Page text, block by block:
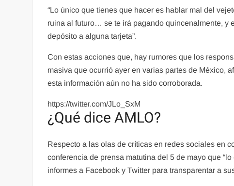
“Lo único que tienes que hacer es hablar mal del
ruina al futuro… se te irá pagando quincenalmente, y
depósito a alguna tarjeta”.
Con estas acciones que, hay rumores que los
masiva que ocurrió ayer en varias partes de México,
esta información aún no ha sido corroborada.
https://twitter.com/JLo_SxM
¿Qué dice AMLO?
Respecto a las olas de críticas en redes sociales en
conferencia de prensa matutina del 5 de mayo que
informes a Facebook y Twitter para transparentar a